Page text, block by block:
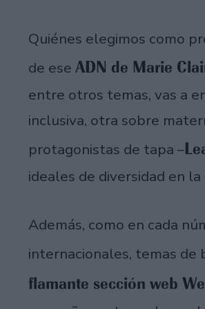
Quiénes elegimos como
de ese ADN de Marie
entre otros temas, vas a
inclusiva, otra sobre
protagonistas de tapa –
ideales de diversidad en
Además, como en cada
internacionales, temas de
flamante sección web